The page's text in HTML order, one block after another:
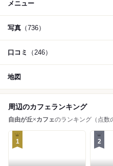
メニュー
写真 （736）
口コミ （246）
地図
周辺のカフェランキング
自由が丘×カフェのランキング（点数
1 2